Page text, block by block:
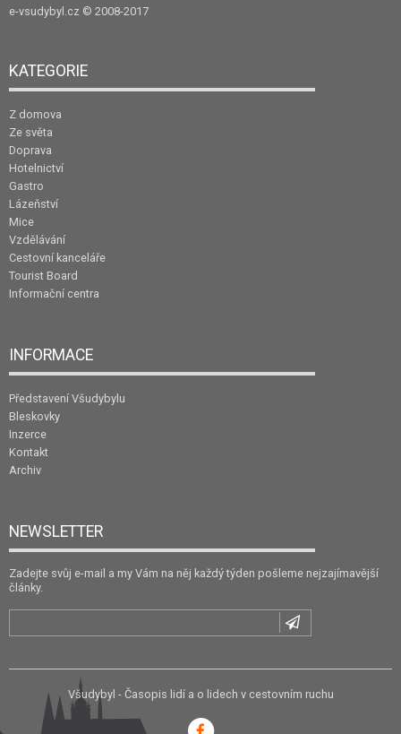
e-vsudybyl.cz © 2008-2017
KATEGORIE
Z domova
Ze světa
Doprava
Hotelnictví
Gastro
Lázeňství
Mice
Vzdělávání
Cestovní kanceláře
Tourist Board
Informační centra
INFORMACE
Představení Všudybylu
Bleskovky
Inzerce
Kontakt
Archiv
NEWSLETTER
Zadejte svůj e-mail a my Vám na něj každý týden pošleme nejzajímavější
články.
Všudybyl - Časopis lidí a o lidech v cestovním ruchu